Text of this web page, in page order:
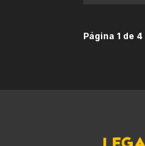
Página 1 de 4